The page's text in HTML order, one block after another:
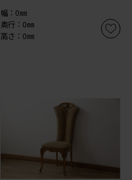
幅：0㎜
奥行：0㎜
高さ：0㎜